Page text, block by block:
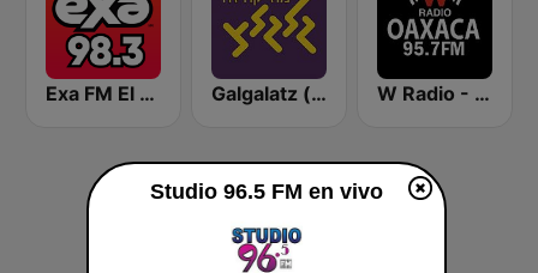
Exa FM El Paso Galgalatz (גלגלצ רדיו) W Radio - Oaxaca
Studio 96.5 FM en vivo